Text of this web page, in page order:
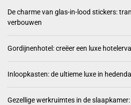
De charme van glas-in-lood stickers:
verbouwen
Gordijnenhotel: creëer een luxe
Inloopkasten: de ultieme luxe in
Gezellige werkruimtes in de